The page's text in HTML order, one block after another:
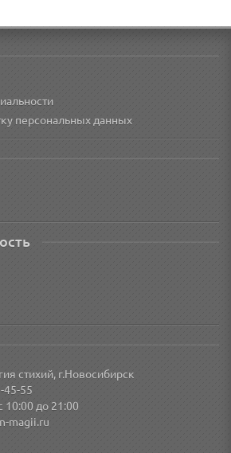
персональных данных
стихий, г.Новосибирск
45-55
10:00 до 21:00
magii.ru